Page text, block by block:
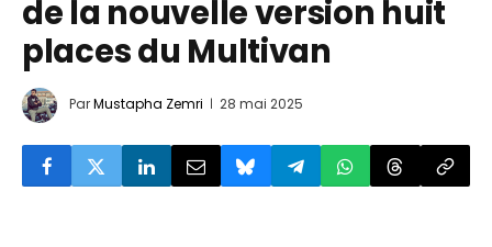
de la nouvelle version huit
places du Multivan
ParMustapha Zemri 28 mai 2025